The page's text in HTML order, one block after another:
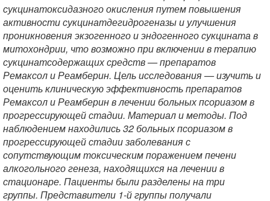
сукцинатоксидазного окисления путем повышения
активности сукцинатдегидрогеназы и улучшения
проникновения экзогенного и эндогенного сукцината в
митохондрии, что возможно при включении в терапию
сукцинатсодержащих средств — препаратов
Ремаксол и Реамберин. Цель исследования — изучить и
оценить клиническую эффективность препаратов
Ремаксол и Реамберин в лечении больных псориазом в
прогрессирующей стадии. Материал и методы. Под
наблюдением находились 32 больных псориазом в
прогрессирующей стадии заболевания с
сопутствующим токсическим поражением печени
алкогольного генеза, находящихся на лечении в
стационаре. Пациенты были разделены на три
группы. Представители 1-й группы получали